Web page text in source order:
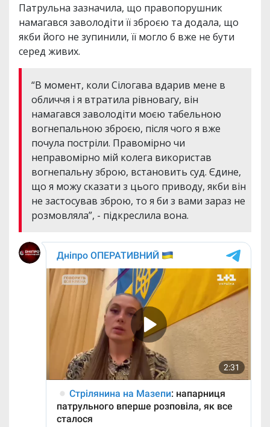
Патрульна зазначила, що правопорушник
намагався заволодіти її зброєю та додала, що
якби його не зупинили, її могло б вже не бути
серед живих.
“В момент, коли Сілогава вдарив мене в
обличчя і я втратила рівновагу, він
намагався заволодіти моєю табельною
вогнепальною зброєю, після чого я вже
почула постріли. Правомірно чи
неправомірно мій колега використав
вогнепальну зброю, встановить суд. Єдине,
що я можу сказати з цього приводу, якби він
не застосував зброю, то я би з вами зараз не
розмовляла”, - підкреслила вона.